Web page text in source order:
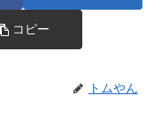
コピー
トムやん